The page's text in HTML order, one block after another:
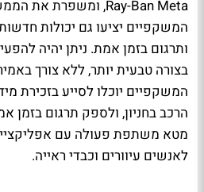
המשקפיים יציעו גם יכולות חדשות
ותרגום בזמן אמת. ניתן יהיה
המשקפיים יוכלו לסייע בזכירת
הרכב בחניון, ולספק תרגום בזמן
לאנשים עיוורים וכבדי ראייה.